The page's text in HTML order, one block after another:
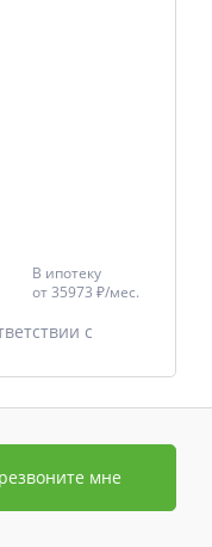
В ипотеку
от35973 ₽/мес.
с
мне